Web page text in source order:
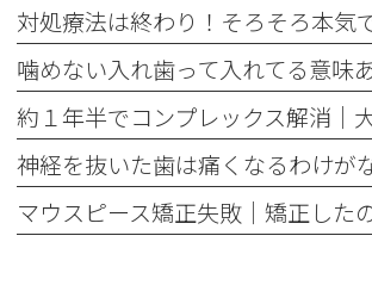
噛めない入れ歯って入れてる意味